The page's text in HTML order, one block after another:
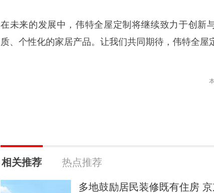
在未来的发展中，伟特全屋定制将继续致力于创新
质、个性化的家居产品。让我们共同期待，伟特全屋
相关推荐 热点推荐
多地鼓励居民装修既有住房